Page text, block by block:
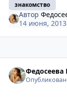
знакомство
Автор
14 июня, 2013
Федосеева